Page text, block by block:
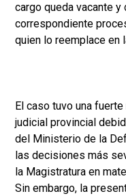
cargo queda vacante y
correspondiente
quien lo reemplace en
El caso tuvo una
judicial provincial
del Ministerio de la
las decisiones más
la Magistratura en
Sin embargo, la